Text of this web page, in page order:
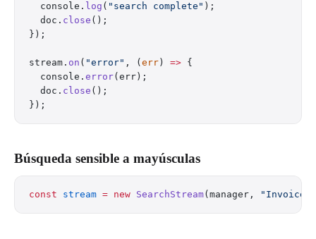
  console.
log ( "search complete" );
  doc.
close ();
});
stream. on ( "error" , ( err ) => {
  console.
error(err);
  doc.
close ();
});
Búsqueda sensible a mayúsculas
const stream = new SearchStream(manager, "Invoice"